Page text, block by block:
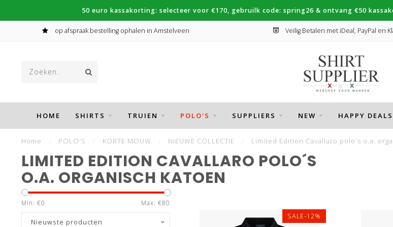
50 euro kassakorting: selecteer voor €170, gebruilk code: spring26 & ontvang €50
op afspraak bestelling ophalen in Amstelveen Veilig Betalen met iDeal, PayPal en
HOME SHIRTS TRUIEN POLO'S SUPPLIERS NEW HAPPY DEALS
Home POLO'S KORTE MOUW NIEUWE COLLECTIE Limited Edition Cavallaro polo´s o.a.
LIMITED EDITION CAVALLARO POLO´S
O.A. ORGANISCH KATOEN
Min: €0 Max: €80
Nieuwste producten
SALE-12%